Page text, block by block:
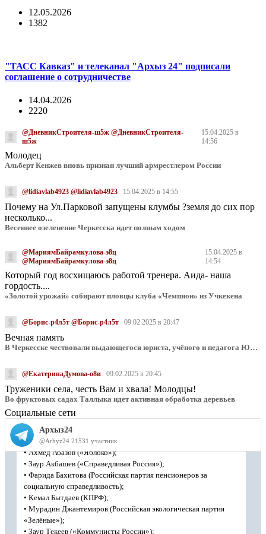
12.05.2026
1382
"ТАСС Кавказ" и телеканал "Архыз 24" подписали
соглашение о сотрудничестве
14.04.2026
2220
@ДневникСтроителя-ш5ж @ДневникСтроителя-
ш5ж
15.04.2025 в
14:56
Молодец
Альберт Кенжев вновь признан лучший армрестлером России
@lidiavlab4923 @lidiavlab4923 15.04.2025 в 14:55
Почему на Ул.Парковой запущены клумбы ?земля до сих пор
несколько...
Весеннее озеленение Черкесска идет полным ходом
@МариямБайрамкулова-э8ц
@МариямБайрамкулова-э8ц
15.04.2025 в
14:54
Который год восхищаюсь работой тренера. Аида- наша
гордость....
«Золотой урожай» собирают пловцы клуба «Чемпион» из Учкекена
@Борис-р4л5т @Борис-р4л5т 09.02.2025 в 20:47
Вечная память
В Черкесске чествовали выдающегося юриста, учёного и педагога Юрия Калмыкова
@ЕкатеринаДумова-о8и 09.02.2025 в 20:45
Труженики села, честь Вам и хвала! Молодцы!
Во фруктовых садах Таллыка идет активная обработка деревьев
Социальные сети